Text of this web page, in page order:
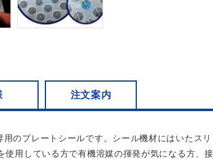
注文案内
のプレートシールです。シール機材にはいたス
使用している方で有機溶媒の揮発が気になる方、